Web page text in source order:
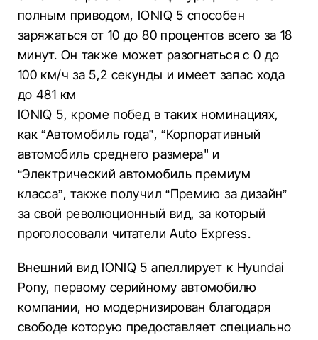
полным приводом, IONIQ 5 способен
заряжаться от 10 до 80 процентов всего за 18
минут. Он также может разогнаться с 0 до
100 км/ч за 5,2 секунды и имеет запас хода
до 481 км
IONIQ 5, кроме побед в таких номинациях,
как “Автомобиль года”, “Корпоративный
автомобиль среднего размера" и
“Электрический автомобиль премиум
класса”, также получил “Премию за дизайн”
за свой революционный вид, за который
проголосовали читатели Auto Express.
Внешний вид IONIQ 5 апеллирует к Hyundai
Pony, первому серийному автомобилю
компании, но модернизирован благодаря
свободе которую предоставляет специально